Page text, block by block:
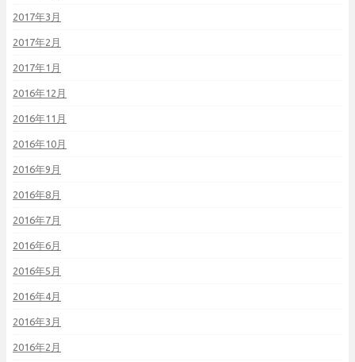
2017年3月
2017年2月
2017年1月
2016年12月
2016年11月
2016年10月
2016年9月
2016年8月
2016年7月
2016年6月
2016年5月
2016年4月
2016年3月
2016年2月